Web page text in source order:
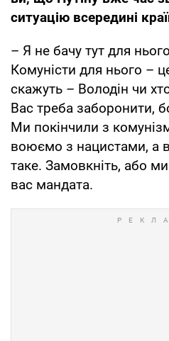
ситуацію всередині
– Я не бачу тут для
Комуністи для нього –
скажуть – Володін чи
Вас треба заборонити,
Ми покінчили з
воюємо з нацистами, а
таке. Замовкніть, або
вас мандата.